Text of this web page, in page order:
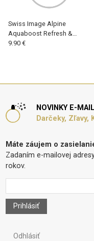
Swiss Image Alpine
Aquaboost Refresh &
Revive Hydrating Mist Toner
9.90 €
NOVINKY E-
Darčeky, Zľavy,
Máte záujem o
Zadaním e-mailovej
rokov.
Prihlásiť
Odhlásiť